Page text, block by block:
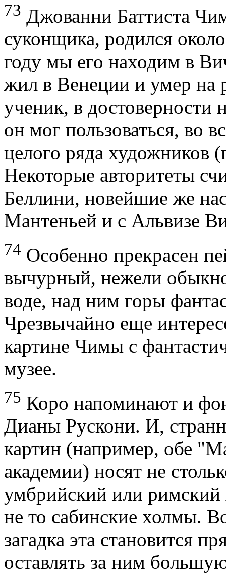
73 Джованни Баттиста
суконщика, родился
году мы его находим в
жил в Венеции и умер на
ученик, в достоверности
он мог пользоваться, во
целого ряда художников
Некоторые авторитеты
Беллини, новейшие же
Мантеньей и с Альвизе
74 Особенно прекрасен
вычурный, нежели
воде, над ним горы
Чрезвычайно еще
картине Чимы с
музее.
75 Коро напоминают и
Дианы Рускони. И,
картин (например, обе
академии) носят не
умбрийский или римский
не то сабинские холмы.
загадка эта становится
оставлять за ним